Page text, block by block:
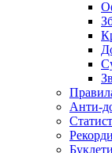
Анти-
Буклети